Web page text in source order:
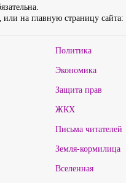
на главную страницу сайта:
Политика
Экономика
Защита прав
ЖКХ
Письма читателей
Земля-кормилица
Вселенная